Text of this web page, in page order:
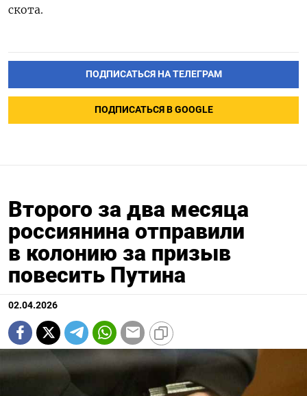
скота.
ПОДПИСАТЬСЯ НА ТЕЛЕГРАМ
ПОДПИСАТЬСЯ В GOOGLE
Второго за два месяца
россиянина отправили
в колонию за призыв
повесить Путина
02.04.2026